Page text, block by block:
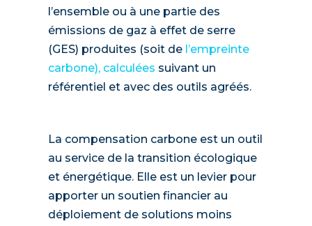
l’ensemble ou à une partie des
émissions de gaz à effet de serre
(GES) produites (soit de l’empreinte
carbone), calculées suivant un
référentiel et avec des outils agréés.
La compensation carbone est un outil
au service de la transition écologique
et énergétique. Elle est un levier pour
apporter un soutien financier au
déploiement de solutions moins